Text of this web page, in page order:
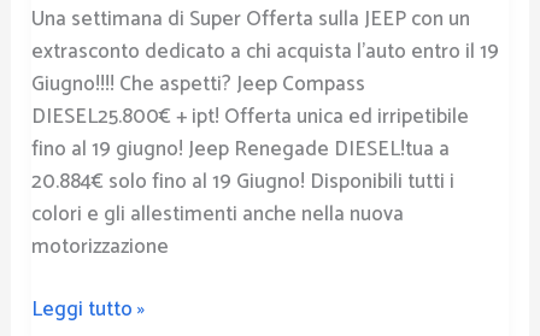
Una settimana di Super Offerta sulla JEEP con un
extrasconto dedicato a chi acquista l’auto entro il 19
Giugno!!!! Che aspetti? Jeep Compass
DIESEL25.800€ + ipt! Offerta unica ed irripetibile
fino al 19 giugno! Jeep Renegade DIESEL!tua a
20.884€ solo fino al 19 Giugno! Disponibili tutti i
colori e gli allestimenti anche nella nuova
motorizzazione
Leggi tutto »